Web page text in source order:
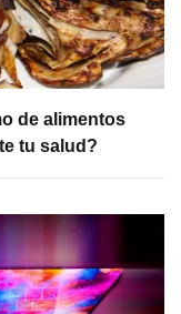
de alimentos
tu salud?